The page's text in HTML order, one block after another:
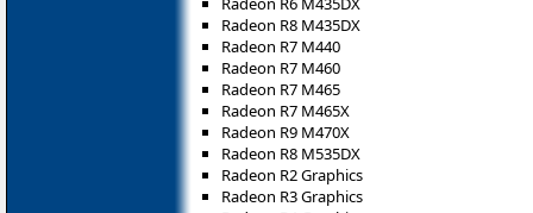
Radeon R8 M435DX
Radeon R7 M440
Radeon R7 M460
Radeon R7 M465
Radeon R7 M465X
Radeon R9 M470X
Radeon R8 M535DX
Radeon R2 Graphics
Radeon R3 Graphics